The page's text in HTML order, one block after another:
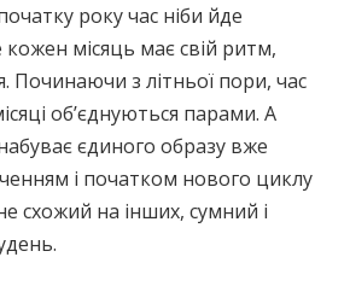
року час ніби йде
кожен місяць має свій ритм,
Починаючи з літньої пори, час
об’єднуються парами. А
єдиного образу вже
і початком нового циклу
схожий на інших, сумний і